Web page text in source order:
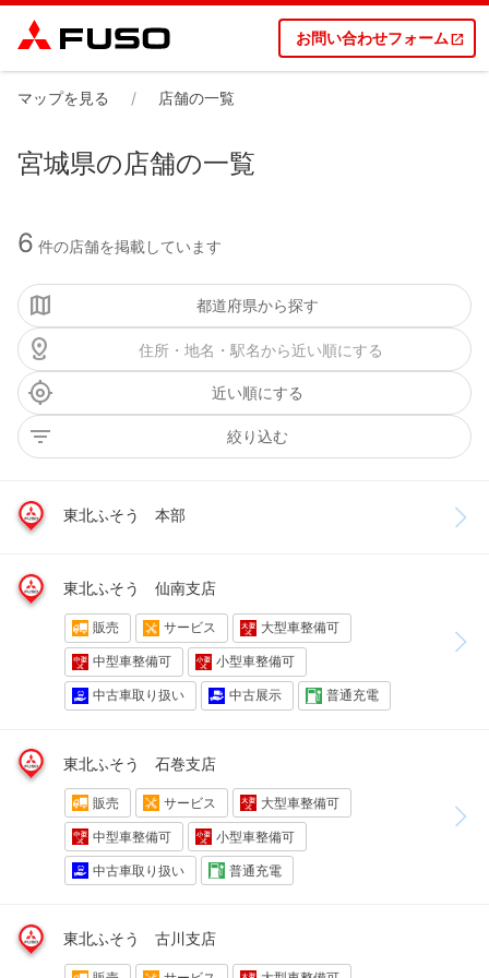
お問い合わせフォーム
マップを見る 店舗の一覧
宮城県の店舗の一覧
6 件の店舗を掲載しています
都道府県から探す
近い順にする
絞り込む
東北ふそう 本部
東北ふそう 仙南支店
販売 サービス 大型車整備可
中型車整備可 小型車整備可
中古車取り扱い 中古展示 普通充電
東北ふそう 石巻支店
販売 サービス 大型車整備可
中型車整備可 小型車整備可
中古車取り扱い 普通充電
東北ふそう 古川支店